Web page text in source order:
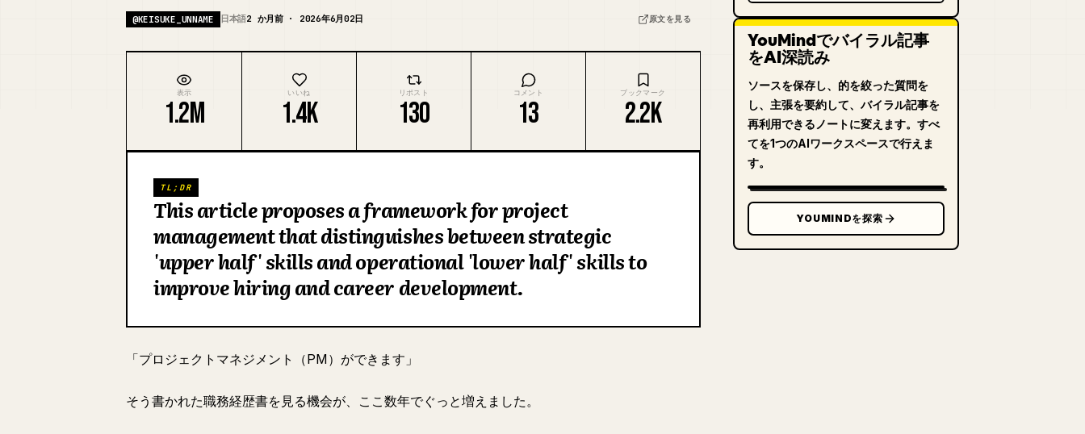
@KEISUKE_UNNAME 日本語2 か月前 · 2026年6月02日 原文を見る
表示
1.2M
いいね
1.4K
リポスト
130
コメント
13
ブックマーク
2.2K
TL;DR
This article proposes a framework for project
management that distinguishes between strategic
'upper half' skills and operational 'lower half' skills to
improve hiring and career development.
「プロジェクトマネジメント（PM）ができます」
そう書かれた職務経歴書を見る機会が、ここ数年でぐっと増えました。
YouMindでバイラル記事
をAI深読み
ソースを保存し、的を絞った質問を
し、主張を要約して、バイラル記事を
再利用できるノートに変えます。すべ
てを1つのAIワークスペースで行えま
す。
YOUMINDを探索